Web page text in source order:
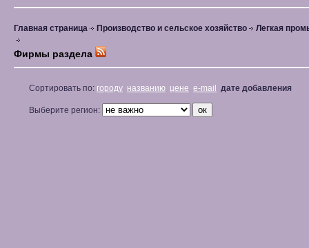
Главная страница Производство и сельское хозяйство Легкая
Фирмы раздела
Сортировать по: городу названию цене e-mail дате добавления
Выберите регион: